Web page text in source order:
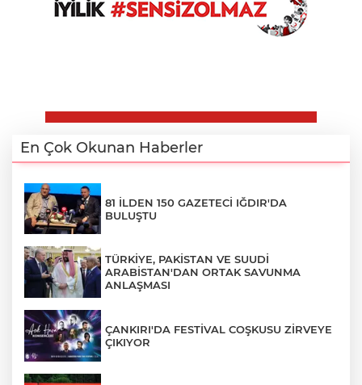
En Çok Okunan Haberler
81 İLDEN 150 GAZETECİ IĞDIR'DA
BULUŞTU
TÜRKİYE, PAKİSTAN VE SUUDİ
ARABİSTAN'DAN ORTAK SAVUNMA
ANLAŞMASI
ÇANKIRI'DA FESTİVAL COŞKUSU ZİRVEYE
ÇIKIYOR